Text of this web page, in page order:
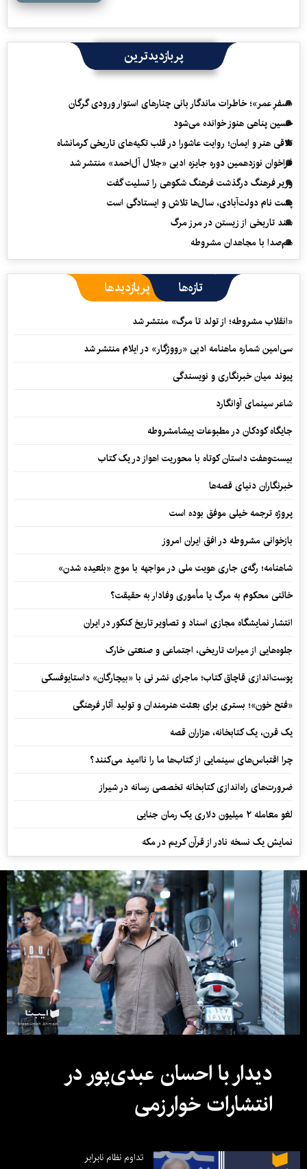
پربازدیدترین
«سفرِ عمر»؛ خاطرات ماندگار بانی چنارهای استوار ورودی گرگان
حسین پناهی هنوز خوانده می‌شود
تلاقی هنر و ایمان؛ روایت عاشورا در قلب تکیه‌های تاریخی کرمانشاه
فراخوان نوزدهمین دوره جایزه ادبی «جلال آل‌احمد» منتشر شد
وزیر فرهنگ درگذشت فرهنگ شکوهی را تسلیت گفت
پشت نام دولت‌آبادی، سال‌ها تلاش و ایستادگی است
سند تاریخی از زیستن در مرز مرگ
هم‌صدا با مجاهدان مشروطه
تازه‌ها پربازدیدها
«انقلاب مشروطه؛ از تولد تا مرگ» منتشر شد
سی‌امین شماره ماهنامه‌ ادبی «رووژگار» در ایلام منتشر شد
پیوند میان خبرنگاری و نویسندگی
شاعر سینمای آوانگارد
جایگاه کودکان در مطبوعات پیشامشروطه
بیست‌وهفت داستان کوتاه با محوریت اهواز در یک کتاب
خبرنگاران دنیای قصه‌ها
پروژه ترجمه خیلی موفق بوده است
بازخوانی مشروطه در افق ایران امروز
شاهنامه؛ رگه‌ی جاری هویت ملی در مواجهه با موج «بلعیده شدن»
خائنی محکوم به مرگ یا مأموری وفادار به حقیقت؟
انتشار نمایشگاه مجازی اسناد و تصاویر تاریخ کنکور در ایران
جلوه‌هایی از میراث تاریخی، اجتماعی و صنعتی خارک
پوست‌اندازی قاچاق کتاب؛ ماجرای نشر نی با «بیچارگان» داستایوفسکی
«فتح خون»؛ بستری برای بعثت هنرمندان و تولید آثار فرهنگی
یک قرن، یک کتابخانه، هزاران قصه
چرا اقتباس‌های سینمایی از کتاب‌ها ما را ناامید می‌کنند؟
ضرورت‌های راه‌اندازی کتابخانه تخصصی رسانه در شیراز
لغو معامله ۲ میلیون دلاری یک رمان جنایی
نمایش یک نسخه نادر از قرآن کریم در مکه
دیدار با احسان عبدی‌پور در
انتشارات خوارزمی
تداوم نظام نابرابر